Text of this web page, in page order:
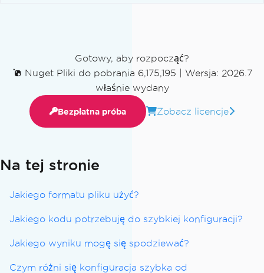
Gotowy, aby rozpocząć?
Nuget Pliki do pobrania 6,175,195
Wersja: 2026.7
właśnie wydany
Bezpłatna próba Zobacz licencje
Na tej stronie
Jakiego formatu pliku użyć?
Jakiego kodu potrzebuję do szybkiej konfiguracji?
Jakiego wyniku mogę się spodziewać?
Czym różni się konfiguracja szybka od